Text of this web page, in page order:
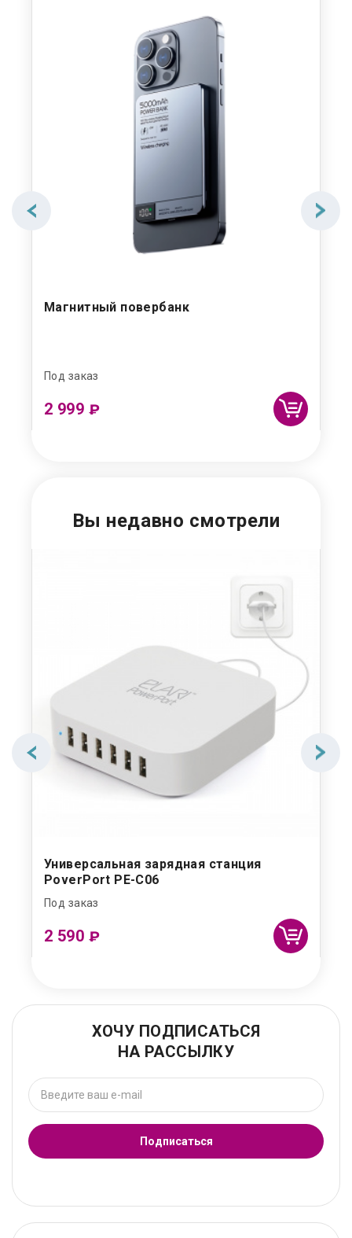
Магнитный повербанк
Под заказ
2 999 ₽
Вы недавно смотрели
Универсальная зарядная станция
PoverPort PE-C06
Под заказ
2 590 ₽
ХОЧУ ПОДПИСАТЬСЯ
НА РАССЫЛКУ
Подписаться